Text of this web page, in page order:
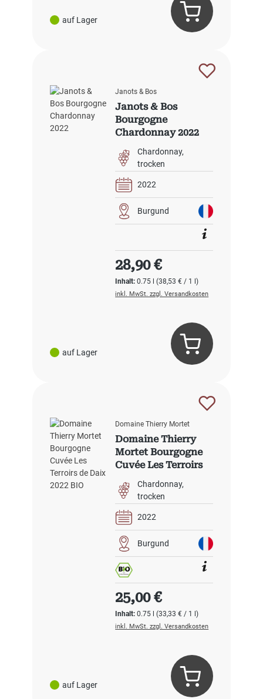
auf Lager
auf Lager
Janots & Bos
Janots & Bos
Bourgogne
Chardonnay 2022
Chardonnay
trocken
2022
Burgund
Inhalt:0.75 l(38,53 € / 1 l)
Regulärer Preis:
28,90 €
inkl. MwSt. zzgl. Versandkosten
auf Lager
Domaine Thierry Mortet
Domaine Thierry
Mortet Bourgogne
Cuvée Les Terroirs
de Daix 2022 BIO
Chardonnay
trocken
2022
Burgund
Inhalt:0.75 l(33,33 € / 1 l)
Regulärer Preis:
25,00 €
inkl. MwSt. zzgl. Versandkosten